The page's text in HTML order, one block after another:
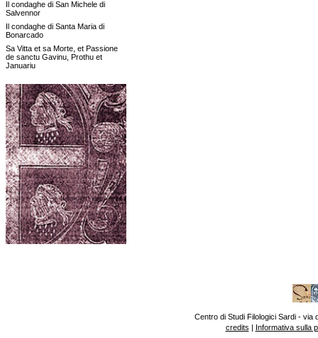
Il condaghe di San Michele di
Salvennor
Il condaghe di Santa Maria di
Bonarcado
Sa Vitta et sa Morte, et Passione
de sanctu Gavinu, Prothu et
Januariu
Centro di Studi Filologici Sardi - via
credits | Informativa sulla